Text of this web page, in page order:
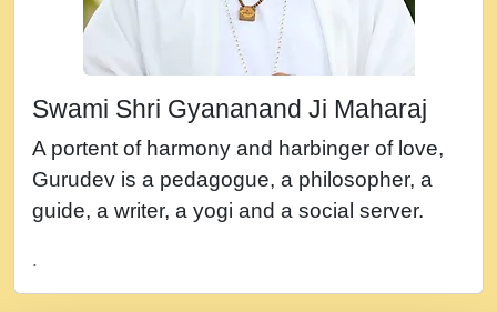
Maharaj.mp3
न म गवद गपल गद फर, पयर महन न रझद फर! shri
नह भरस रह लडडल... अपन खट करम क !!!! मह दद
सहर चरण क .....mp3
बगड नसब कसन सवर तर बगर Shri ravinandan
shastri ji maharaj.mp3
Swami Shri Gyananand Ji Maharaj
A portent of harmony and harbinger of love,
Gurudev is a pedagogue, a philosopher, a
guide, a writer, a yogi and a social server.
.